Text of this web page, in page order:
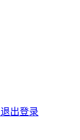
退出登录